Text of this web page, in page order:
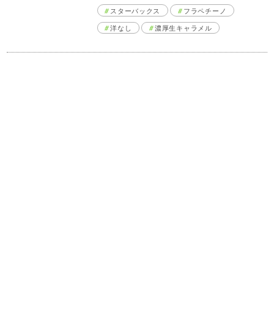
スターバックス
フラペチーノ
洋なし
濃厚生キャラメル